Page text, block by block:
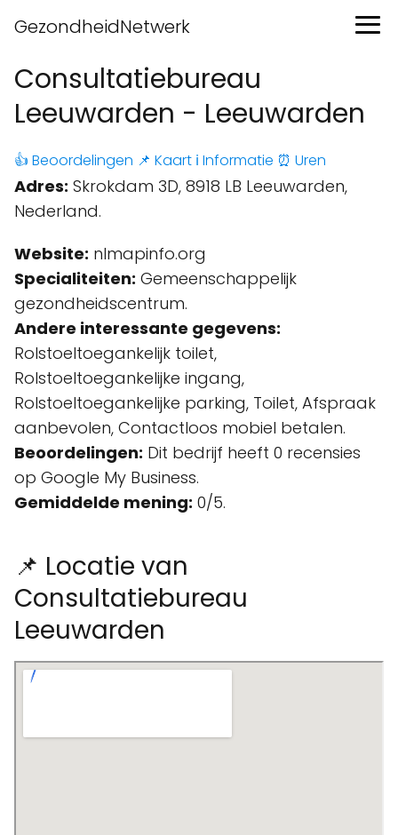
GezondheidNetwerk
Consultatiebureau
Leeuwarden - Leeuwarden
👍 Beoordelingen 📌 Kaart ℹ️ Informatie ⏰ Uren
Adres: Skrokdam 3D, 8918 LB Leeuwarden,
Nederland.
Website: nlmapinfo.org
Specialiteiten: Gemeenschappelijk
gezondheidscentrum.
Andere interessante gegevens:
Rolstoeltoegankelijk toilet,
Rolstoeltoegankelijke ingang,
Rolstoeltoegankelijke parking, Toilet, Afspraak
aanbevolen, Contactloos mobiel betalen.
Beoordelingen: Dit bedrijf heeft 0 recensies
op Google My Business.
Gemiddelde mening: 0/5.
📌 Locatie van
Consultatiebureau
Leeuwarden